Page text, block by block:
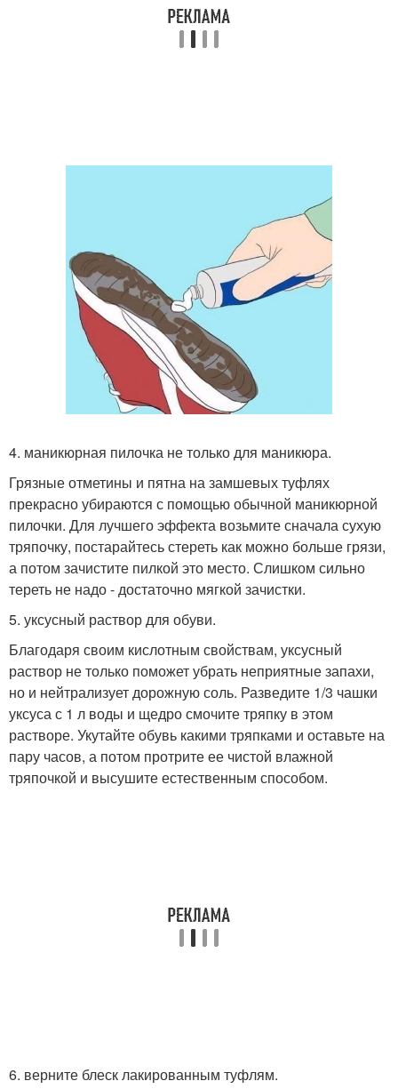
4. маникюрная пилочка не только для маникюра.
Грязные отметины и пятна на замшевых туфлях
прекрасно убираются с помощью обычной маникюрной
пилочки. Для лучшего эффекта возьмите сначала сухую
тряпочку, постарайтесь стереть как можно больше грязи,
а потом зачистите пилкой это место. Слишком сильно
тереть не надо - достаточно мягкой зачистки.
5. уксусный раствор для обуви.
Благодаря своим кислотным свойствам, уксусный
раствор не только поможет убрать неприятные запахи,
но и нейтрализует дорожную соль. Разведите 1/3 чашки
уксуса с 1 л воды и щедро смочите тряпку в этом
растворе. Укутайте обувь какими тряпками и оставьте на
пару часов, а потом протрите ее чистой влажной
тряпочкой и высушите естественным способом.
6. верните блеск лакированным туфлям.